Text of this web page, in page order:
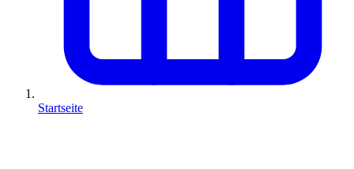
Startseite